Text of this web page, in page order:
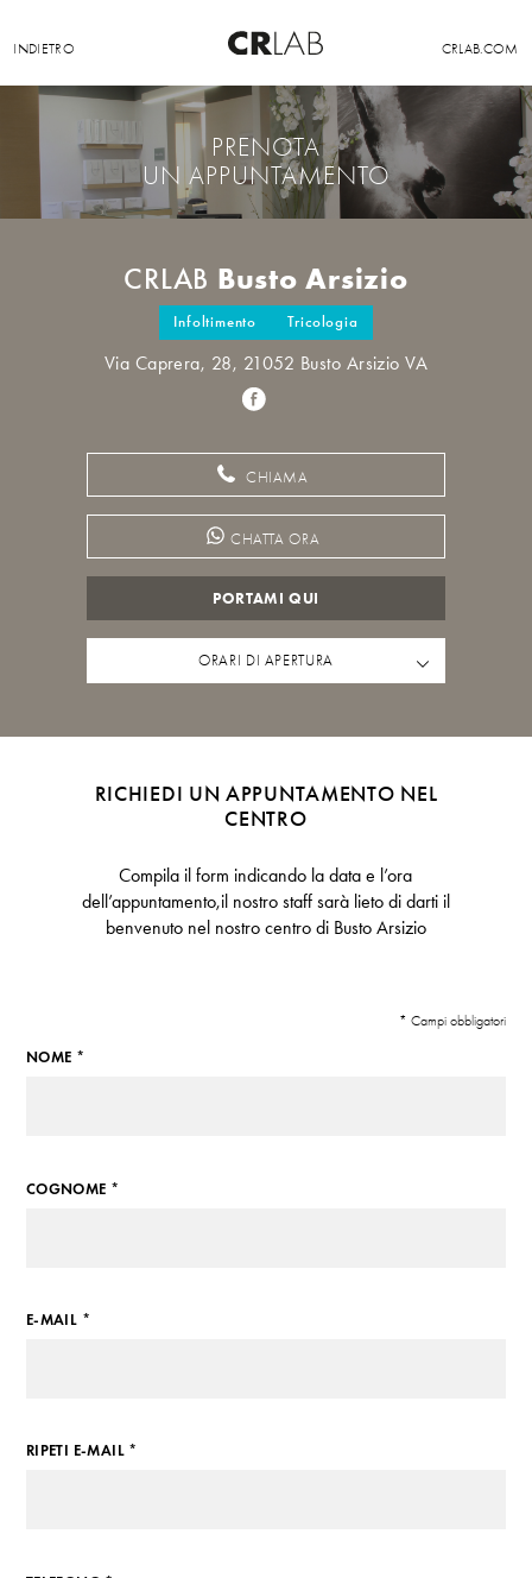
INDIETRO CRLAB.COM
PRENOTA
UN APPUNTAMENTO
CRLAB Busto Arsizio
Infoltimento Tricologia
Via Caprera, 28, 21052 Busto Arsizio VA
CHIAMA
CHATTA ORA
PORTAMI QUI
ORARI DI APERTURA
RICHIEDI UN APPUNTAMENTO NEL
CENTRO
Compila il form indicando la data e l’ora
dell’appuntamento,il nostro staff sarà lieto di darti il
benvenuto nel nostro centro di Busto Arsizio
* Campi obbligatori
NOME *
COGNOME *
E-MAIL *
RIPETI E-MAIL *